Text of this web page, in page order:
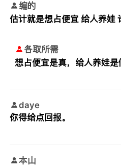
编的
估计就是想占便宜 给人养娃
各取所需
想占便宜是真，给人养娃是
daye
你得给点回报。
本山